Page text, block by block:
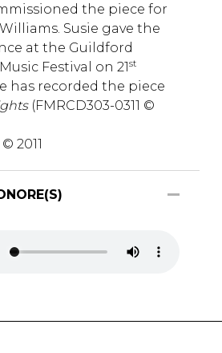
the piece for
Susie gave the
at the Guildford
Festival on 21st
has recorded the piece
(FMRCD303-0311 ©
2011